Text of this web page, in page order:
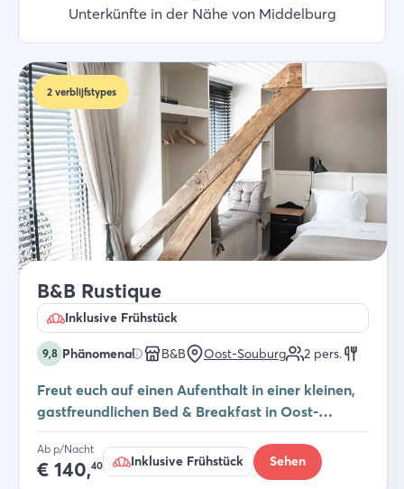
Unterkünfte in der Nähe von Middelburg
2 verblijfstypes
B&B Rustique
Inklusive Frühstück
9,8 Phänomenal B&B Oost-Souburg 2 pers.
Freut euch auf einen Aufenthalt in einer kleinen,
gastfreundlichen Bed & Breakfast in Oost-
Souburg – willkommen im B&B Rustique
Ab p/Nacht
€ 140,40 Inklusive Frühstück Sehen